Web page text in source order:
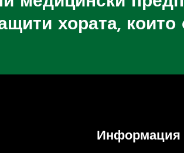
хората,
Информация